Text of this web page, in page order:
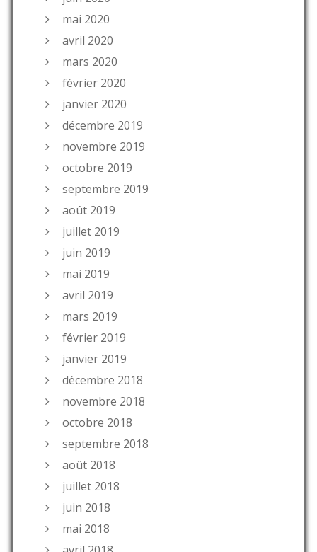
mai 2020
avril 2020
mars 2020
février 2020
janvier 2020
décembre 2019
novembre 2019
octobre 2019
septembre 2019
août 2019
juillet 2019
juin 2019
mai 2019
avril 2019
mars 2019
février 2019
janvier 2019
décembre 2018
novembre 2018
octobre 2018
septembre 2018
août 2018
juillet 2018
juin 2018
mai 2018